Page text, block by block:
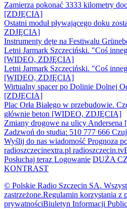
Zamierza pokonać 3333 kilometry
[ZDJĘCIA]
Ostatni moduł pływającego doku
ZDJĘCIA]
Instrumenty dęte na Festiwalu
Letni Jarmark Szczeciński. "Coś
[WIDEO, ZDJĘCIA]
Letni Jarmark Szczeciński. "Coś
[WIDEO, ZDJĘCIA]
Wirtualny spacer po Dolinie Dolnej
[ZDJĘCIA]
Plac Orła Białego w przebudowie.
głównie beton [WIDEO, ZDJĘCIA]
Zmiany drogowe na ulicy
Zadzwoń do studia: 510 777 666
Wyślij do nas wiadomość Prognoza
radioszczecinextra.pl radioszczecin.tv
Posłuchaj teraz Logowanie DUŻA
KONTRAST
© Polskie Radio Szczecin SA.
zastrzeżone.Regulamin korzystania z
prywatnościBiuletyn Informacji